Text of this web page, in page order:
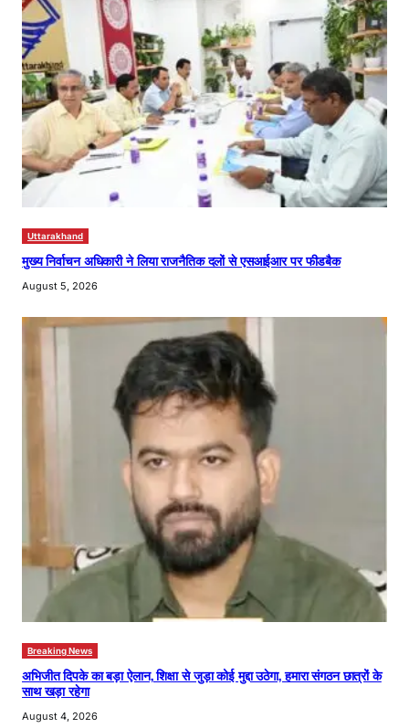
Uttarakhand
मुख्य निर्वाचन अधिकारी ने लिया राजनैतिक दलों से एसआईआर पर फीडबैक
August 5, 2026
Breaking News
अभिजीत दिपके का बड़ा ऐलान, शिक्षा से जुड़ा कोई मुद्दा उठेगा, हमारा संगठन छात्रों के
साथ खड़ा रहेगा
August 4, 2026